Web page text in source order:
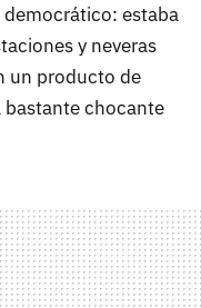
estaba
y neveras
un producto de
chocante